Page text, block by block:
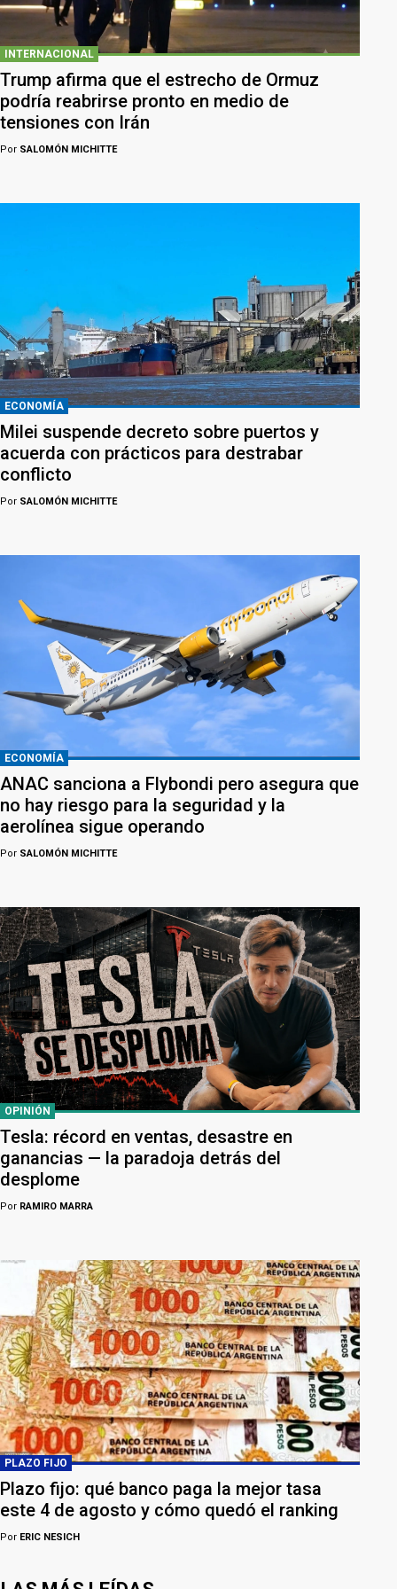
INTERNACIONAL
Trump afirma que el estrecho de Ormuz
podría reabrirse pronto en medio de
tensiones con Irán
Por SALOMÓN MICHITTE
ECONOMÍA
Milei suspende decreto sobre puertos y
acuerda con prácticos para destrabar
conflicto
Por SALOMÓN MICHITTE
ECONOMÍA
ANAC sanciona a Flybondi pero asegura que
no hay riesgo para la seguridad y la
aerolínea sigue operando
Por SALOMÓN MICHITTE
OPINIÓN
Tesla: récord en ventas, desastre en
ganancias — la paradoja detrás del
desplome
Por RAMIRO MARRA
PLAZO FIJO
Plazo fijo: qué banco paga la mejor tasa
este 4 de agosto y cómo quedó el ranking
Por ERIC NESICH